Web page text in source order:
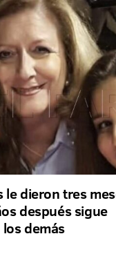
le dieron tres
después sigue
demás